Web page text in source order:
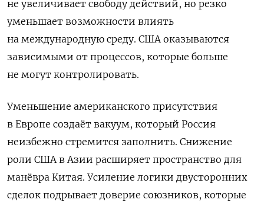
не увеличивает свободу действий, но резко
уменьшает возможности влиять
на международную среду. США оказываются
зависимыми от процессов, которые больше
не могут контролировать.
Уменьшение американского присутствия
в Европе создаёт вакуум, который Россия
неизбежно стремится заполнить. Снижение
роли США в Азии расширяет пространство для
манёвра Китая. Усиление логики двусторонних
сделок подрывает доверие союзников, которые